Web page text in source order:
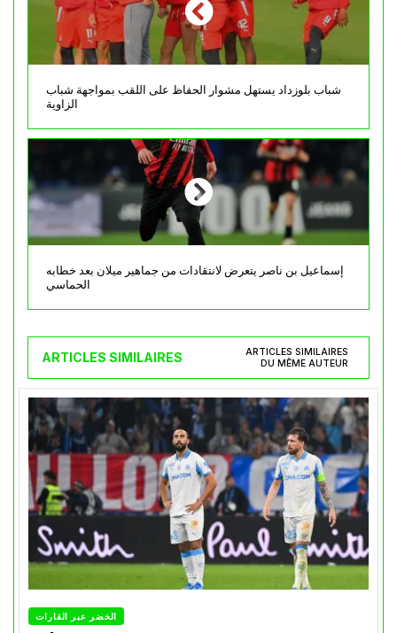
شباب بلوزداد يستهل مشوار الحفاظ على اللقب بمواجهة شباب
الزاوية
إسماعيل بن ناصر يتعرض لانتقادات من جماهير ميلان بعد خطابه
الحماسي
ARTICLES SIMILAIRES
ARTICLES SIMILAIRES
DU MÊME AUTEUR
الخضر عبر القارات